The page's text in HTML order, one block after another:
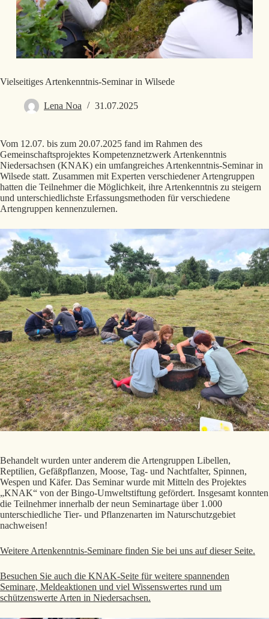
Vielseitiges Artenkenntnis-Seminar in Wilsede
Lena Noa 31.07.2025
Vom 12.07. bis zum 20.07.2025 fand im Rahmen des
Gemeinschaftsprojektes Kompetenznetzwerk Artenkenntnis
Niedersachsen (KNAK) ein umfangreiches Artenkenntnis-Seminar in
Wilsede statt. Zusammen mit Experten verschiedener Artengruppen
hatten die Teilnehmer die Möglichkeit, ihre Artenkenntnis zu steigern
und unterschiedlichste Erfassungsmethoden für verschiedene
Artengruppen kennenzulernen.
Behandelt wurden unter anderem die Artengruppen Libellen,
Reptilien, Gefäßpflanzen, Moose, Tag- und Nachtfalter, Spinnen,
Wespen und Käfer. Das Seminar wurde mit Mitteln des Projektes
„KNAK“ von der Bingo-Umweltstiftung gefördert. Insgesamt konnten
die Teilnehmer innerhalb der neun Seminartage über 1.000
unterschiedliche Tier- und Pflanzenarten im Naturschutzgebiet
nachweisen!
Weitere Artenkenntnis-Seminare finden Sie bei uns auf dieser Seite.
Besuchen Sie auch die KNAK-Seite für weitere spannenden
Seminare, Meldeaktionen und viel Wissenswertes rund um
schützenswerte Arten in Niedersachsen.